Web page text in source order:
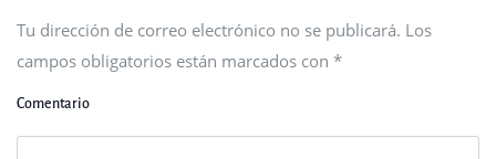
Tu dirección de correo electrónico no se publicará. Los
campos obligatorios están marcados con *
Comentario